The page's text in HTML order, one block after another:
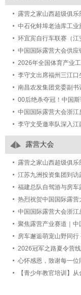
露营之家山西超级俱乐
动圆满落幕
中石化蚌埠老油库工业
研讨会在露营之家五建
事业部举行
环宜宾自行车联赛（江
2026第八届江安大妙
情开赛
中国国际露营大会供应
植物园考察调研，深化
合作
2026年全国体育产业
李守文出席福州三江口
项目发布会，签署共建
新样板合作协议
南昌农发集团党委副书
考察露营之家全球供应
00后绝杀夺冠！中国
后藏着体育人才培养新
中国国际露营大会浙江
官方简介
李守文受邀率队深入江
研文体旅产业生态：以
解“两长两短”
露营大会
露营之家山西超级俱乐
身迎省运 悦己助人公益
人健心跑-长治站活动
江苏九洲投资集团到访
链贸易中心，共商跨区
图
福建总队自驾游与房车
会顺利召开！
热烈祝贺中国国际露营
各地市大队授牌仪式圆
中国国际露营大会浙江
队祝贺函
聚焦露营产业赛道｜中
会TOP计划企业代表
察洽谈
房车邂逅萌宠山野同行
村露营文旅新赛道
2026冠军之路夏令营
营之家金华全球供应链
心怀感恩，致谢每一位
【青少年教官培训】